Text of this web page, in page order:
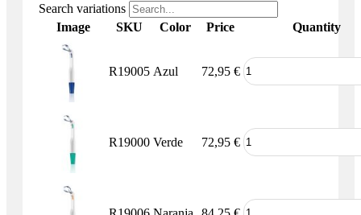
Search variations
Image
SKU Color Price Quantity
R19005 Azul 72,95 €
R19000 Verde 72,95 €